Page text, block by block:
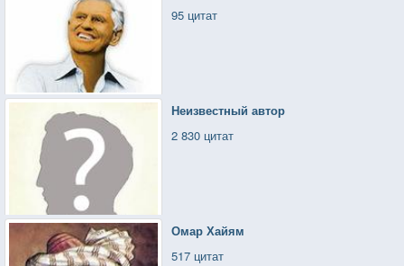
95 цитат
Неизвестный автор
2 830 цитат
Омар Хайям
517 цитат